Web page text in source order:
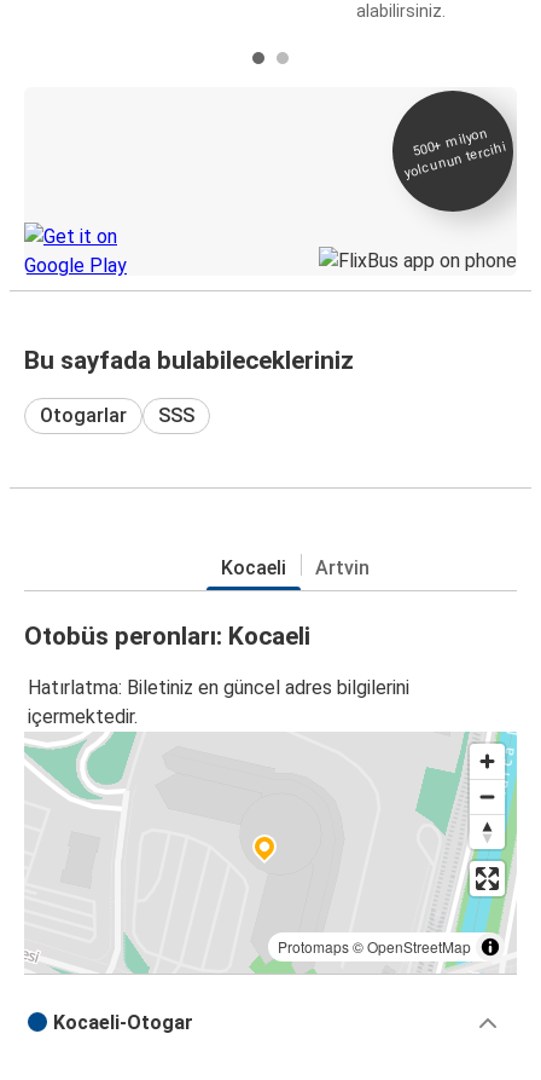
alabilirsiniz.
500+
milyon
yolcunun tercihi
Bu sayfada bulabilecekleriniz
Otogarlar SSS
Kocaeli Artvin
Otobüs peronları: Kocaeli
Hatırlatma: Biletiniz en güncel adres bilgilerini
içermektedir.
Protomaps©OpenStreetMap
Kocaeli-Otogar